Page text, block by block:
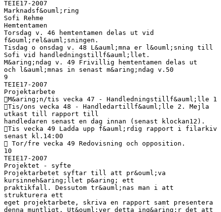
TEIE17-2007
Marknadsf&ouml;ring
Sofi Rehme
Hemtentamen
Torsdag v. 46 hemtentamen delas ut vid
f&ouml;rel&auml;sningen.
Tisdag o onsdag v. 48 L&auml;mna er l&ouml;sning till
Sofi vid handledningstillf&auml;llet.
M&aring;ndag v. 49 Frivillig hemtentamen delas ut
och l&auml;mnas in senast m&aring;ndag v.50
9
TEIE17-2007
Projektarbete
M&aring;n/tis vecka 47 - Handledningstillf&auml;lle 1
Tis/ons vecka 48 - Handledartillf&auml;lle 2. Mejla
utkast till rapport till
handledaren senast en dag innan (senast klockan12).
Tis vecka 49 Ladda upp f&auml;rdig rapport i filarkiv
senast kl.14:00
 Tor/fre vecka 49 Redovisning och opposition.
10
TEIE17-2007
Projektet - syfte
Projektarbetet syftar till att pr&ouml;va
kursinneh&aring;llet p&aring; ett
praktikfall. Dessutom tr&auml;nas man i att
strukturera ett
eget projektarbete, skriva en rapport samt presentera
denna muntligt. Ut&ouml;ver detta ing&aring;r det att